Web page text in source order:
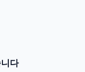
다